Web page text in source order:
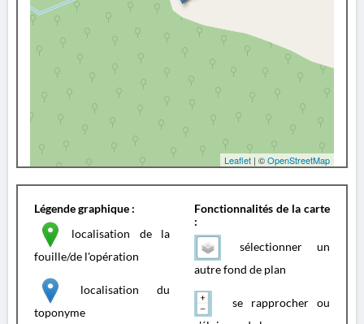
Leaflet | ©OpenStreetMap
Légende graphique :
localisation de la
fouille/de l'opération
localisation du
toponyme
Fonctionnalités de la carte
:
sélectionner un
autre fond de plan
se rapprocher ou